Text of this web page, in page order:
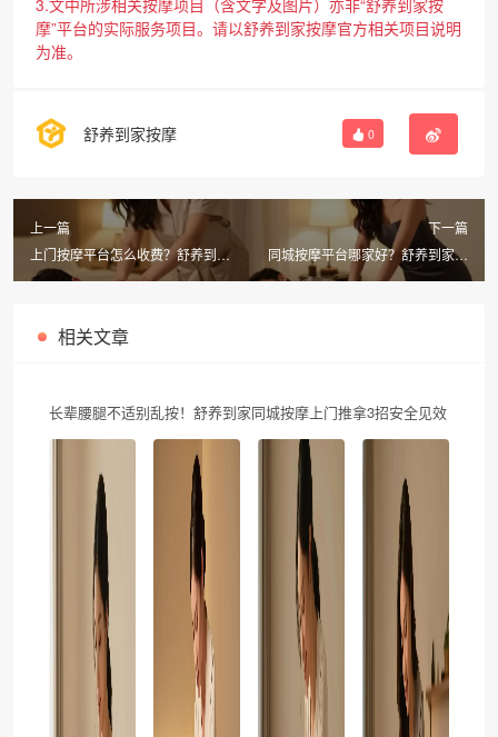
摩”平台的实际服务项目。请以舒养到家按摩官方相关项目说明
为准。
舒养到家按摩 0
上一篇
上门按摩平台怎么收费？舒养到家
按摩268元享60分钟正骨推拿
下一篇
同城按摩平台哪家好？舒养到家按
摩30分钟上门，新人领300元券
相关文章
长辈腰腿不适别乱按！舒养到家同城按摩上门推拿3招安全见效